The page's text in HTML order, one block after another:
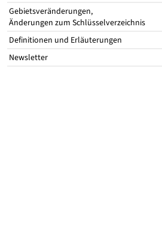
Gebietsveränderungen,
Änderungen zum Schlüsselverzeichnis
Definitionen und Erläuterungen
Newsletter